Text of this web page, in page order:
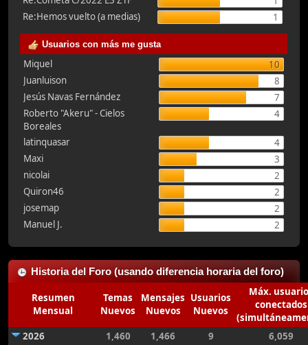
Re:Hemos vuelto (a medias)
1
Usuarios con más me gusta
Miquel
10
Juanluison
8
Jesús Navas Fernández
7
Roberto "Akeru" - Cielos
Boreales
4
latinquasar
4
Maxi
3
nicolai
2
Quiron46
2
josemap
2
Manuel J.
2
Historia del Foro (usando diferencia horaria del foro)
Resumen
Mensual
Temas
Nuevos
Mensajes
Nuevos
Usuarios
Nuevos
Máx.
conectados
2026
1,460 1,466 9
6,059